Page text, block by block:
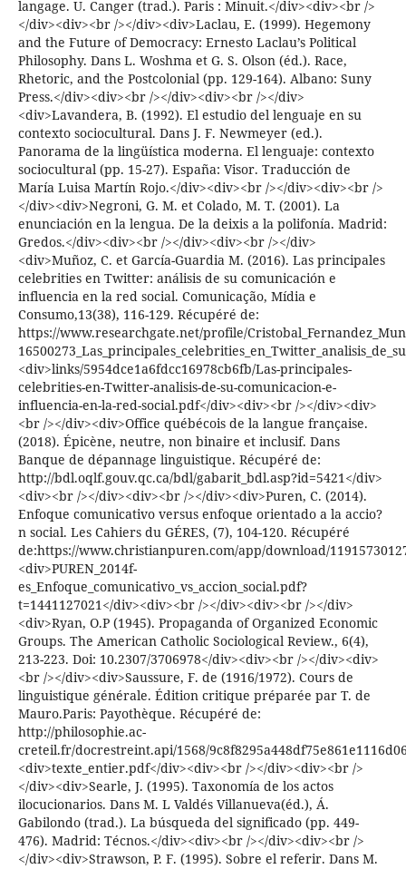
langage. U. Canger (trad.). Paris : Minuit.</div><div><br />
</div><div><br /></div><div>Laclau, E. (1999). Hegemony
and the Future of Democracy: Ernesto Laclau’s Political
Philosophy. Dans L. Woshma et G. S. Olson (éd.). Race,
Rhetoric, and the Postcolonial (pp. 129-164). Albano: Suny
Press.</div><div><br /></div><div><br /></div>
<div>Lavandera, B. (1992). El estudio del lenguaje en su
contexto sociocultural. Dans J. F. Newmeyer (ed.).
Panorama de la lingüística moderna. El lenguaje: contexto
sociocultural (pp. 15-27). España: Visor. Traducción de
María Luisa Martín Rojo.</div><div><br /></div><div><br />
</div><div>Negroni, G. M. et Colado, M. T. (2001). La
enunciación en la lengua. De la deixis a la polifonía. Madrid:
Gredos.</div><div><br /></div><div><br /></div>
<div>Muñoz, C. et García-Guardia M. (2016). Las principales
celebrities en Twitter: análisis de su comunicación e
influencia en la red social. Comunicação, Mídia e
Consumo,13(38), 116-129. Récupéré de:
https://www.researchgate.net/profile/
<div>links/5954dce1a6fdcc16978cb6fb/Las-principales-
celebrities-en-Twitter-analisis-de-su-comunicacion-e-
influencia-en-la-red-social.pdf</div><div><br /></div><div>
<br /></div><div>Office québécois de la langue française.
(2018). Épicène, neutre, non binaire et inclusif. Dans
Banque de dépannage linguistique. Récupéré de:
http://bdl.oqlf.gouv.qc.ca/bdl/gabarit_bdl.asp?id=5421</div>
<div><br /></div><div><br /></div><div>Puren, C. (2014).
Enfoque comunicativo versus enfoque orientado a la accio?
n social. Les Cahiers du GÉRES, (7), 104-120. Récupéré
de:https://www.christianpuren.com/app/download/
<div>PUREN_2014f-
es_Enfoque_comunicativo_vs_accion_social.pdf?
t=1441127021</div><div><br /></div><div><br /></div>
<div>Ryan, O.P (1945). Propaganda of Organized Economic
Groups. The American Catholic Sociological Review., 6(4),
213-223. Doi: 10.2307/3706978</div><div><br /></div><div>
<br /></div><div>Saussure, F. de (1916/1972). Cours de
linguistique générale. Édition critique préparée par T. de
Mauro.Paris: Payothèque. Récupéré de:
http://philosophie.ac-
creteil.fr/docrestreint.api/1568/
<div>texte_entier.pdf</div><div><br /></div><div><br />
</div><div>Searle, J. (1995). Taxonomía de los actos
ilocucionarios. Dans M. L Valdés Villanueva(éd.), Á.
Gabilondo (trad.). La búsqueda del significado (pp. 449-
476). Madrid: Técnos.</div><div><br /></div><div><br />
</div><div>Strawson, P. F. (1995). Sobre el referir. Dans M.